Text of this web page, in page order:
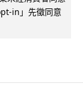
in」先徵同意